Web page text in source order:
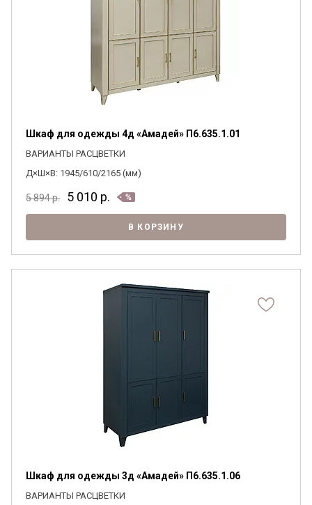
Шкаф для одежды 4д «Амадей» П6.635.1.01
ВАРИАНТЫ РАСЦВЕТКИ
Д×Ш×В: 1945/610/2165 (мм)
5 894р. 5 010 р.
В КОРЗИНУ
Шкаф для одежды 3д «Амадей» П6.635.1.06
ВАРИАНТЫ РАСЦВЕТКИ